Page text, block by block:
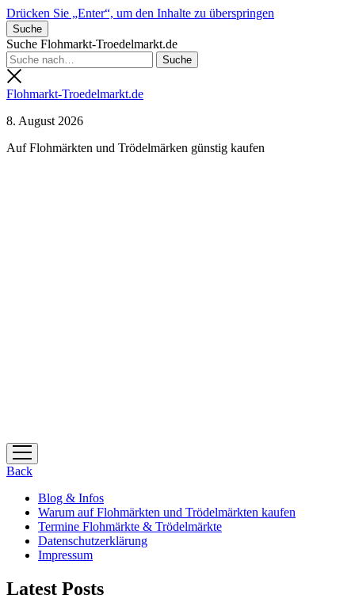
Drücken Sie „Enter“, um den Inhalte zu überspringen
Suche
Suche Flohmarkt-Troedelmarkt.de
Flohmarkt-Troedelmarkt.de
8. August 2026
Auf Flohmärkten und Trödelmärken günstig kaufen
Menü
öffnen
Back
Blog & Infos
Warum auf Flohmärkten und Trödelmärkten kaufen
Termine Flohmärkte & Trödelmärkte
Datenschutzerklärung
Impressum
Latest Posts